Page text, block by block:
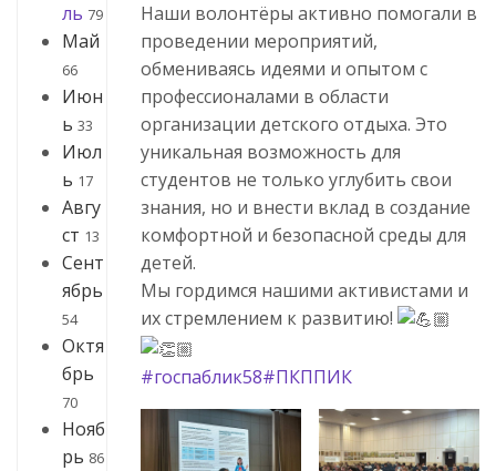
ль 79
Май
66
Июн
ь 33
Июл
ь 17
Авгу
ст 13
Сент
ябрь
54
Октя
брь
70
Нояб
рь 86
Наши волонтёры активно помогали в
проведении мероприятий,
обмениваясь идеями и опытом с
профессионалами в области
организации детского отдыха. Это
уникальная возможность для
студентов не только углубить свои
знания, но и внести вклад в создание
комфортной и безопасной среды для
детей.
Мы гордимся нашими активистами и
их стремлением к развитию!
#госпаблик58#ПКППИК